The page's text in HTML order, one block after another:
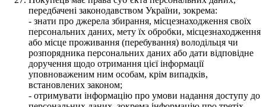
передбачені законодавством України, зокрема:
- знати про джерела збирання, місцезнаходження своїх
персональних даних, мету їх обробки, місцезнаходження
або місце проживання (перебування) володільця чи
розпорядника персональних даних або дати відповідне
доручення щодо отримання цієї інформації
уповноваженим ним особам, крім випадків,
встановлених законом;
- отримувати інформацію про умови надання доступу до